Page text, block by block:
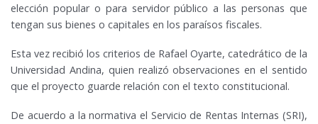
elección popular o para servidor público a las personas que
tengan sus bienes o capitales en los paraísos fiscales.
Esta vez recibió los criterios de Rafael Oyarte, catedrático de la
Universidad Andina, quien realizó observaciones en el sentido
que el proyecto guarde relación con el texto constitucional.
De acuerdo a la normativa el Servicio de Rentas Internas (SRI),